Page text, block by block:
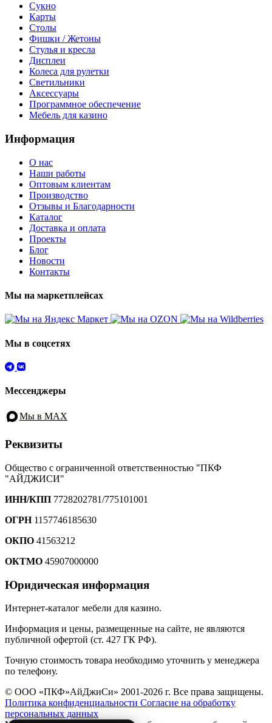
Сукно
Карты
Столы
Фишки / Жетоны
Стулья и кресла
Дисплеи
Колеса для рулетки
Светильники
Аксессуары
Программное обеспечение
Мебель для казино
Информация
О нас
Наши работы
Оптовым клиентам
Производство
Отзывы и Благодарности
Каталог
Доставка и оплата
Проекты
Блог
Новости
Контакты
Мы на маркетплейсах
Мы в соцсетях
Мессенджеры
Мы в MAX
Реквизиты
Общество с ограниченной ответственностью "ПКФ
"АЙДЖИСИ"
ИНН/КПП 7728202781/775101001
ОГРН1157746185630
ОКПО 41563212
ОКТМО 45907000000
Юридическая информация
Интернет-каталог мебели для казино.
Информация и цены, размещенные на сайте, не являются
публичной офертой (ст. 427 ГК РФ).
Точную стоимость товара необходимо уточнить у менеджера
по телефону.
© ООО «ПКФ»АйДжиСи» 2001-2026 г. Все права защищены.
Политика конфиденциальности Согласие на обработку
персональных данных